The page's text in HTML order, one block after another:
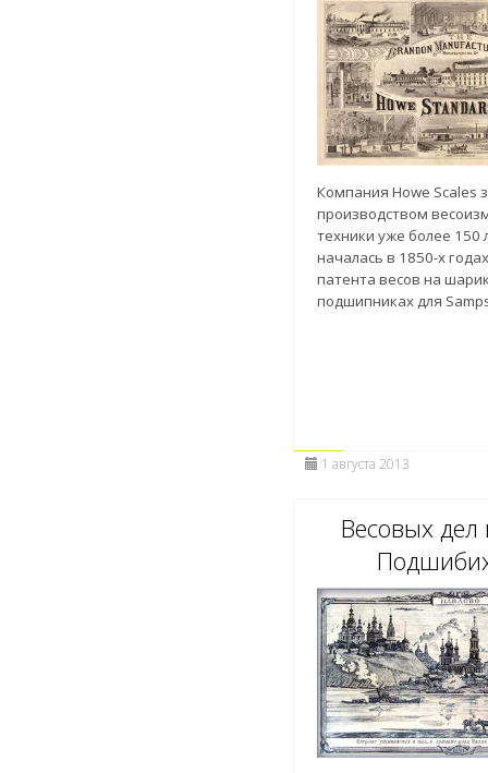
Компания Howe Scales
производством
техники уже более 150
началась в 1850-х
патента весов на
подшипниках для
1 августа 2013
Весовых дел